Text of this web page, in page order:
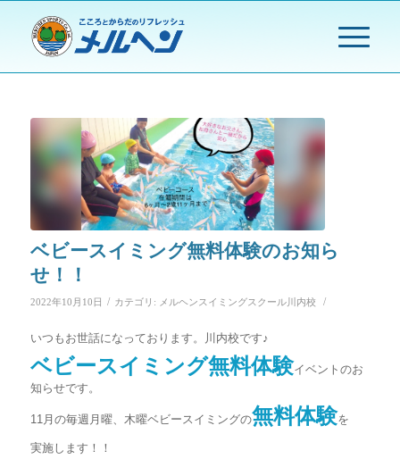
ベビースイミング無料体験のお知ら
せ！！
2022年10月10日 / カテゴリ: メルヘンスイミングスクール川内校 /
いつもお世話になっております。川内校です♪
ベビースイミング無料体験イベントのお
知らせです。
11月の毎週月曜、木曜ベビースイミングの無料体験を
実施します！！